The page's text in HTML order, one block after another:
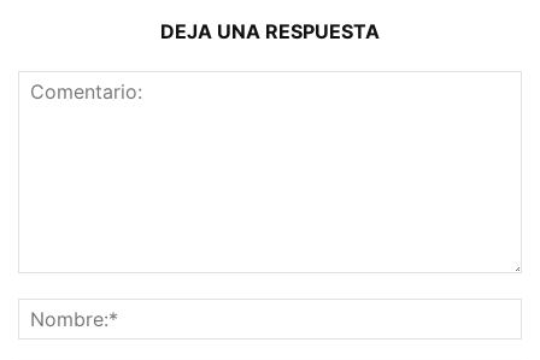
DEJA UNA RESPUESTA